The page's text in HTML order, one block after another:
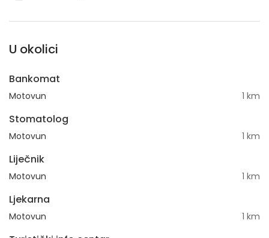
U okolici
Bankomat
Motovun 1 km
Stomatolog
Motovun 1 km
Liječnik
Motovun 1 km
Ljekarna
Motovun 1 km